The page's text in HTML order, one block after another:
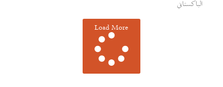
الباكستاني
Load More